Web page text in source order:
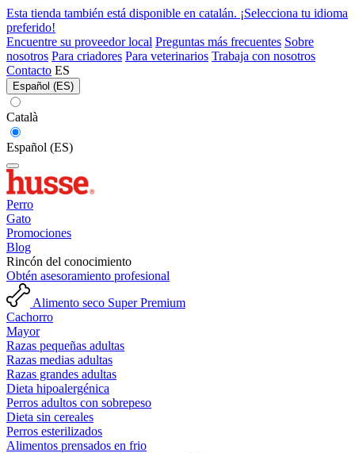
Esta tienda también está disponible en catalán. ¡Selecciona tu idioma
preferido!
Encuentre su proveedor local Preguntas más frecuentes Sobre
nosotros Para criadores Para veterinarios Trabaja con nosotros
Contacto ES
Español (ES)
Català
Español (ES)
Perro
Gato
Promociones
Blog
Rincón del conocimiento
Obtén asesoramiento profesional
Alimento seco Super Premium
Cachorro
Mayor
Razas pequeñas adultas
Razas medias adultas
Razas grandes adultas
Dieta hipoalergénica
Perros adultos con sobrepeso
Dieta sin cereales
Perros esterilizados
Alimentos prensados en frio